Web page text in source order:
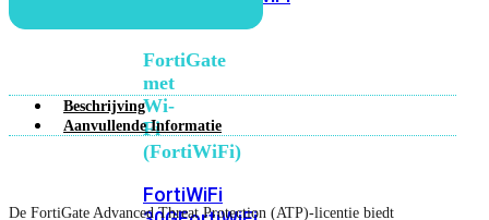
FortiGate
met
Wi-
Fi
(FortiWiFi)
FortiWiFi
Beschrijving
Aanvullende Informatie
De FortiGate Advanced Threat Protection (ATP)-licentie biedt